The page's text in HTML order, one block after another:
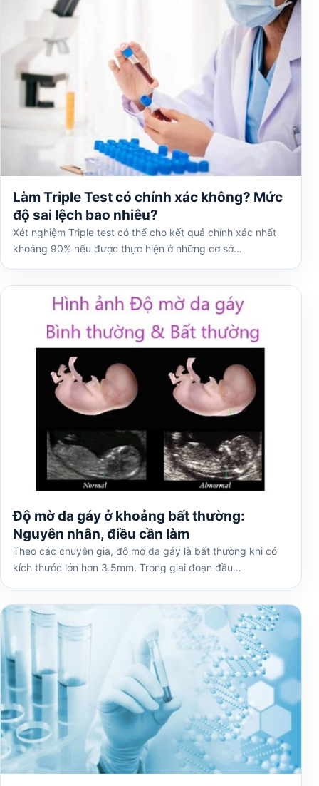
Làm Triple Test có chính xác không? Mức
độ sai lệch bao nhiêu?
Xét nghiệm Triple test có thể cho kết quả chính xác nhất
khoảng 90% nếu được thực hiện ở những cơ sở…
Độ mờ da gáy ở khoảng bất thường:
Nguyên nhân, điều cần làm
Theo các chuyên gia, độ mờ da gáy là bất thường khi có
kích thước lớn hơn 3.5mm. Trong giai đoạn đầu…